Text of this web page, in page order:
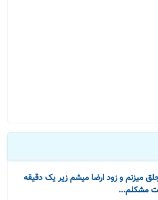
میزنم و زود ارضا میشم زیر یک دقیقه